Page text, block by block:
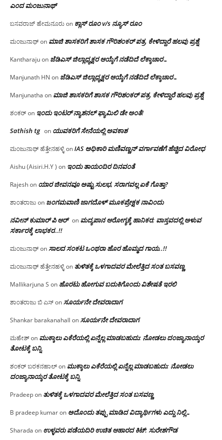
ಎಂದ ಮಂಜು‌ನಾಥ್
ಬಸವರಾಜ್ ಹೇಮನೂರುon ಕ್ಲಾಸ್ ರೂಂ v/s ನ್ಯೂಸ್ ರೂಂ
ಮಂಜುನಾಥ್on ಮಾಜಿ ಶಾಸಕರಿಗೆ ಶಾಸಕ ಗೌರಿಶಂಕರ್ ಪತ್ರ, ಕೇಳಿದ್ದಾರೆ ಹಲವು ಪ್ರಶ್ನೆ
Kantharajuon ಜೆಡಿಎಸ್ ಜಿಲ್ಲಾಧ್ಯಕ್ಷರ ಆಯ್ಕೆಗೆ ನಡೆದಿದೆ ಲೆಕ್ಕಾಚಾರ…
Manjunath HN on ಜೆಡಿಎಸ್ ಜಿಲ್ಲಾಧ್ಯಕ್ಷರ ಆಯ್ಕೆಗೆ ನಡೆದಿದೆ ಲೆಕ್ಕಾಚಾರ…
Manjunatha on ಮಾಜಿ ಶಾಸಕರಿಗೆ ಶಾಸಕ ಗೌರಿಶಂಕರ್ ಪತ್ರ, ಕೇಳಿದ್ದಾರೆ ಹಲವು ಪ್ರಶ್ನೆ
ಶಂಕರ್on ಇಂದು ಇಂಟರ್ ನ್ಯಾಶನಲ್ ಫ್ಯಾಮಿಲಿ ಡೇ ಅಂತೆ!
Sathish tg on ಯುವಕರಿಗೆ ಸೇನೆಯಲ್ಲಿ ಅವಕಾಶ
ಮಂಜುನಾಥ್ ಹೆತ್ತೇನಹಳ್ಳಿonIAS ಅಧಿಕಾರಿ ಮಣಿವಣ್ಣನ್ ವರ್ಗಾವಣೆಗೆ ಹೆಚ್ಚಿದ‌ ವಿರೋಧ
Aishu (Aisiri.H.Y ) on ಇಂದು ತಾಯಂದಿರ ದಿನವಂತೆ
Rajeshon ಯಾರ ಜೀವನವೂ ಅಷ್ಟು ಸುಲಭ, ಸರಾಗವಲ್ಲ ಏಕೆ ಗೊತ್ತಾ?
ಶಾಂತರಾಜುon ಜಂಗಮವಾಣಿ ಜಾಗದೊಳ್ ಮೂಕಪ್ರೇಕ್ಷಕ ನಾವಿಂದು
ನವೀನ್ ಕುಮಾರ್ ಪಿ ಆರ್ on ಮದ್ಯಪಾನ ಆರೋಗ್ಯಕ್ಕೆ ಹಾನಿಕರ; ವಾಸ್ತವದಲ್ಲಿ ಅಳುವ
ಸರ್ಕಾರಕ್ಕೆ ಲಾಭಕರ..!!
ಮಂಜುನಾಥ್onಸಾಲದ ಸಂಕಟ ಒಂಥರಾ ಹೊರ ಹೊಮ್ಮದ ಗಾಯ..!!
ಮಂಜುನಾಥ್ ಹೆತ್ತೇನಹಳ್ಳಿon ತುಳಿತಕ್ಕೆ ಒಳಗಾದವರ ಮೇಲೆತ್ತಿದ ಸಂತ ಬಸವಣ್ಣ
Mallikarjuna S on ಹೊರಟು ಹೋಗುವ ಬದುಕಿಗೊಂದು ವಿಶೇಷತೆ ಇರಲಿ
ಶಾಂತರಾಜು ಬಿ ಎಸ್onಸೂರ್ಯನೇ ದೇವರಾದಾಗ
Shankar barakanahall onಸೂರ್ಯನೇ ದೇವರಾದಾಗ
ಮಹೇಶ್on ಮುಕ್ಕಾಲು ಎಕೆರೆಯಲ್ಲಿ ಏನ್ನೆಲ್ಲ‌ ಮಾಡಬಹುದು: ನೋಡಲು ದಂಜ್ಯಾನಾಯ್ಕರ
ತೋಟಕ್ಕೆ ಬನ್ನಿ
ಶಂಕರ್ ಬರಕನಹಾಲ್on ಮುಕ್ಕಾಲು ಎಕೆರೆಯಲ್ಲಿ ಏನ್ನೆಲ್ಲ‌ ಮಾಡಬಹುದು: ನೋಡಲು
ದಂಜ್ಯಾನಾಯ್ಕರ ತೋಟಕ್ಕೆ ಬನ್ನಿ
Pradeepon ತುಳಿತಕ್ಕೆ ಒಳಗಾದವರ ಮೇಲೆತ್ತಿದ ಸಂತ ಬಸವಣ್ಣ
B pradeep kumaron ಅದೊಂದು ತಪ್ಪು ಮಾಡಿದ ವಿದ್ಯಾರ್ಥಿಗಳು ಎದ್ದು ನಿಲ್ಲಿ…
Sharada on ಉಳ್ಳವರು ಪಡೆಯದಿರಿ ಉಚಿತ ಆಹಾರದ ಕಿಟ್: ಸುರೇಶಗೌಡ